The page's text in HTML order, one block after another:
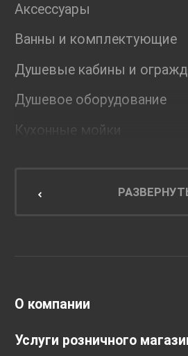
Аксессуары
Ванны и комплектующие
Душевые кабины и
Душевое оборудование
Кухонные мойки
Мебель для кухни
О компании
Услуги розничного